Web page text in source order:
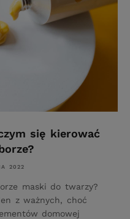
się kierować
2022
maski do twarzy?
z ważnych, choć
domowej